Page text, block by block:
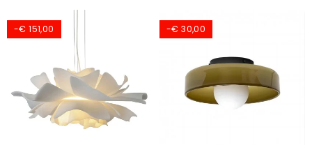
-€ 151,00 -€ 30,00